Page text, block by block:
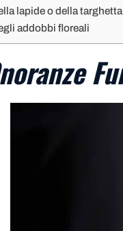
lapide o della targhetta
addobbi floreali